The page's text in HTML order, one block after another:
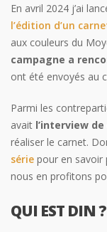
En avril 2024 j’ai
l’édition d’un
aux couleurs du
campagne a
ont été envoyés au
Parmi les
avait l’interview de
réaliser le carnet.
série pour en savoir
nous en profitons
QUI EST DIN ?